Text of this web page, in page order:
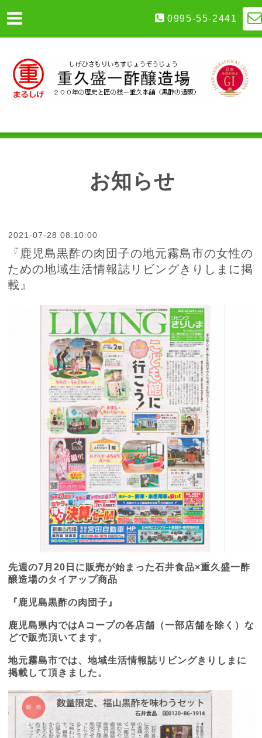
0995-55-2441
お知らせ
2021-07-28 08:10:00
『鹿児島黒酢の肉団子の地元霧島市の女性の
ための地域生活情報誌リビングきりしまに掲
載』
先週の7 月20 日に販売が始まった石井食品×重久盛一酢
醸造場のタイアップ商品
『鹿児島黒酢の肉団子』
鹿児島県内ではA コープの各店舗（一部店舗を除く）な
どで販売頂いてます。
地元霧島市では、地域生活情報誌リビングきりしまに
掲載して頂きました。